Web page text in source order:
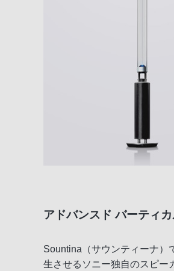
アドバンスド バーティ
Sountina（サウンティーナ）
生させるソニー独自のスピー